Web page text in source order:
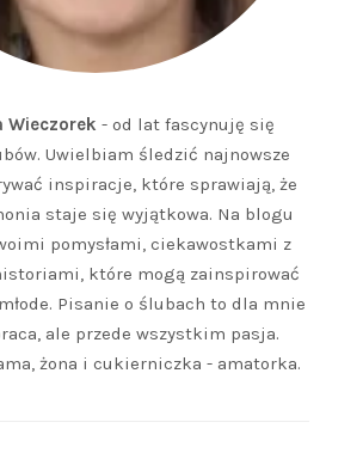
Wieczorek - od lat fascynuję się
Uwielbiam śledzić najnowsze
inspiracje, które sprawiają, że
staje się wyjątkowa. Na blogu
pomysłami, ciekawostkami z
które mogą zainspirować
Pisanie o ślubach to dla mnie
ale przede wszystkim pasja.
żona i cukierniczka - amatorka.